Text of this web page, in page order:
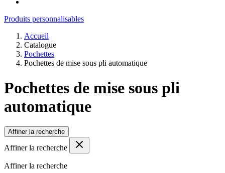
Produits personnalisables
Accueil
Catalogue
Pochettes
Pochettes de mise sous pli automatique
Pochettes de mise sous pli
automatique
Affiner la recherche
Affiner la recherche
Affiner la recherche